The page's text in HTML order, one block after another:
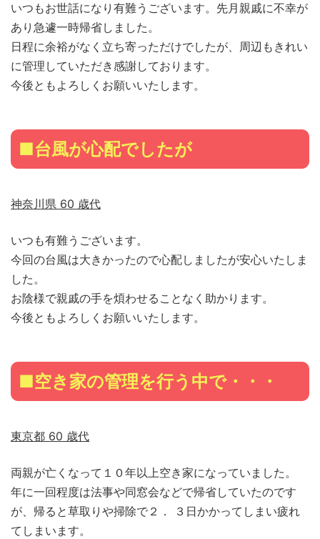
いつもお世話になり有難うございます。先月親戚に不幸が
あり急遽一時帰省しました。
日程に余裕がなく立ち寄っただけでしたが、周辺もきれい
に管理していただき感謝しております。
今後ともよろしくお願いいたします。
■台風が心配でしたが
神奈川県 60 歳代
いつも有難うございます。
今回の台風は大きかったので心配しましたが安心いたしま
した。
お陰様で親戚の手を煩わせることなく助かります。
今後ともよろしくお願いいたします。
■空き家の管理を行う中で・・・
東京都 60 歳代
両親が亡くなって１０年以上空き家になっていました。
年に一回程度は法事や同窓会などで帰省していたのです
が、帰ると草取りや掃除で２． ３日かかってしまい疲れ
てしまいます。